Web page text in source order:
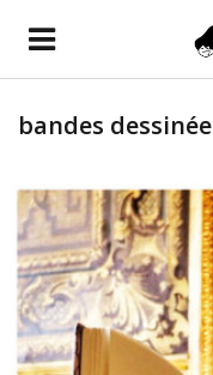
bandes dessinée